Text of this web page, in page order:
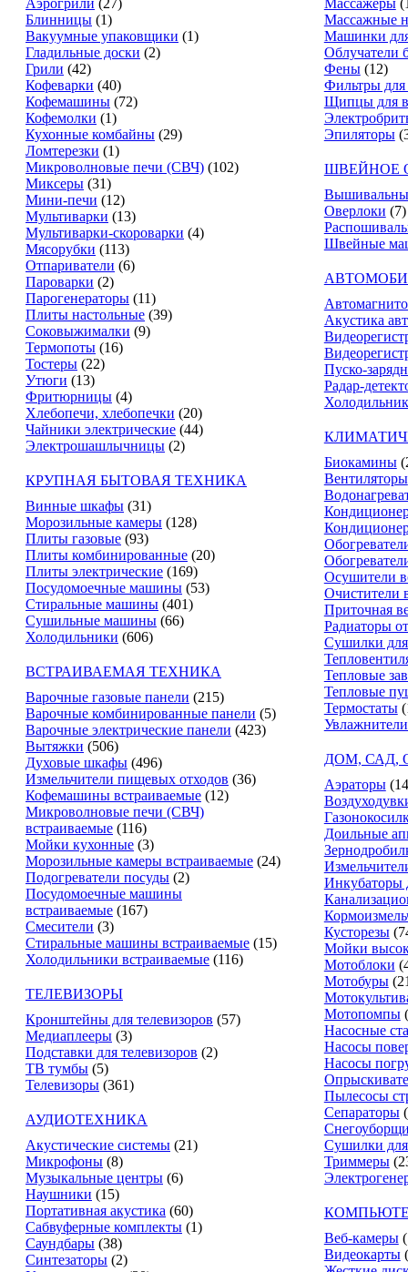
Аэрогрили (27)
Блинницы (1)
Вакуумные упаковщики (1)
Гладильные доски (2)
Грили (42)
Кофеварки (40)
Кофемашины (72)
Кофемолки (1)
Кухонные комбайны (29)
Ломтерезки (1)
Микроволновые печи (СВЧ) (102)
Миксеры (31)
Мини-печи (12)
Мультиварки (13)
Мультиварки-скороварки (4)
Мясорубки (113)
Отпариватели (6)
Пароварки (2)
Парогенераторы (11)
Плиты настольные (39)
Соковыжималки (9)
Термопоты (16)
Тостеры (22)
Утюги (13)
Фритюрницы (4)
Хлебопечи, хлебопечки (20)
Чайники электрические (44)
Электрошашлычницы (2)
КРУПНАЯ БЫТОВАЯ ТЕХНИКА
Винные шкафы (31)
Морозильные камеры (128)
Плиты газовые (93)
Плиты комбинированные (20)
Плиты электрические (169)
Посудомоечные машины (53)
Стиральные машины (401)
Сушильные машины (66)
Холодильники (606)
ВСТРАИВАЕМАЯ ТЕХНИКА
Варочные газовые панели (215)
Варочные комбинированные панели (5)
Варочные электрические панели (423)
Вытяжки (506)
Духовые шкафы (496)
Измельчители пищевых отходов (36)
Кофемашины встраиваемые (12)
Микроволновые печи (СВЧ)
встраиваемые (116)
Мойки кухонные (3)
Морозильные камеры встраиваемые (24)
Подогреватели посуды (2)
Посудомоечные машины
встраиваемые (167)
Смесители (3)
Стиральные машины встраиваемые (15)
Холодильники встраиваемые (116)
ТЕЛЕВИЗОРЫ
Кронштейны для телевизоров (57)
Медиаплееры (3)
Подставки для телевизоров (2)
ТВ тумбы (5)
Телевизоры (361)
АУДИОТЕХНИКА
Акустические системы (21)
Микрофоны (8)
Музыкальные центры (6)
Наушники (15)
Портативная акустика (60)
Сабвуферные комплекты (1)
Саундбары (38)
Синтезаторы (2)
Массажеры
Массажные
Машинки
Облучатели
Фены (12)
Фильтры
Щипцы для
Эпиляторы
ШВЕЙНОЕ
Оверлоки (7)
Швейные
Акустика
Пуско-
Радар-
Биокамины
Вентиляторы
Осушители
Очистители
Приточная
Радиаторы
Сушилки
Тепловые
Тепловые
Термостаты
ДОМ, САД,
Аэраторы
Доильные
Инкубаторы
Кусторезы
Мойки
Мотоблоки
Мотобуры
Мотопомпы
Насосные
Насосы
Насосы
Пылесосы
Сепараторы
Сушилки
Триммеры
Веб-камеры
Видеокарты